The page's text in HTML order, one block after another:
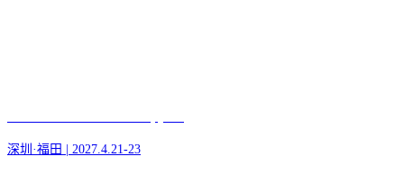
深圳·福田 | 2027.4.21-23